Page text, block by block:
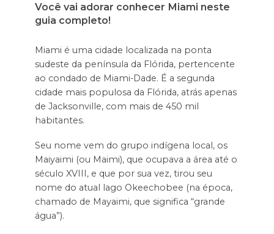
Você vai adorar conhecer Miami neste
guia completo!
Miami é uma cidade localizada na ponta
sudeste da península da Flórida, pertencente
ao condado de Miami-Dade. É a segunda
cidade mais populosa da Flórida, atrás apenas
de Jacksonville, com mais de 450 mil
habitantes.
Seu nome vem do grupo indígena local, os
Maiyaimi (ou Maimi), que ocupava a área até o
século XVIII, e que por sua vez, tirou seu
nome do atual lago Okeechobee (na época,
chamado de Mayaimi, que significa “grande
água”).